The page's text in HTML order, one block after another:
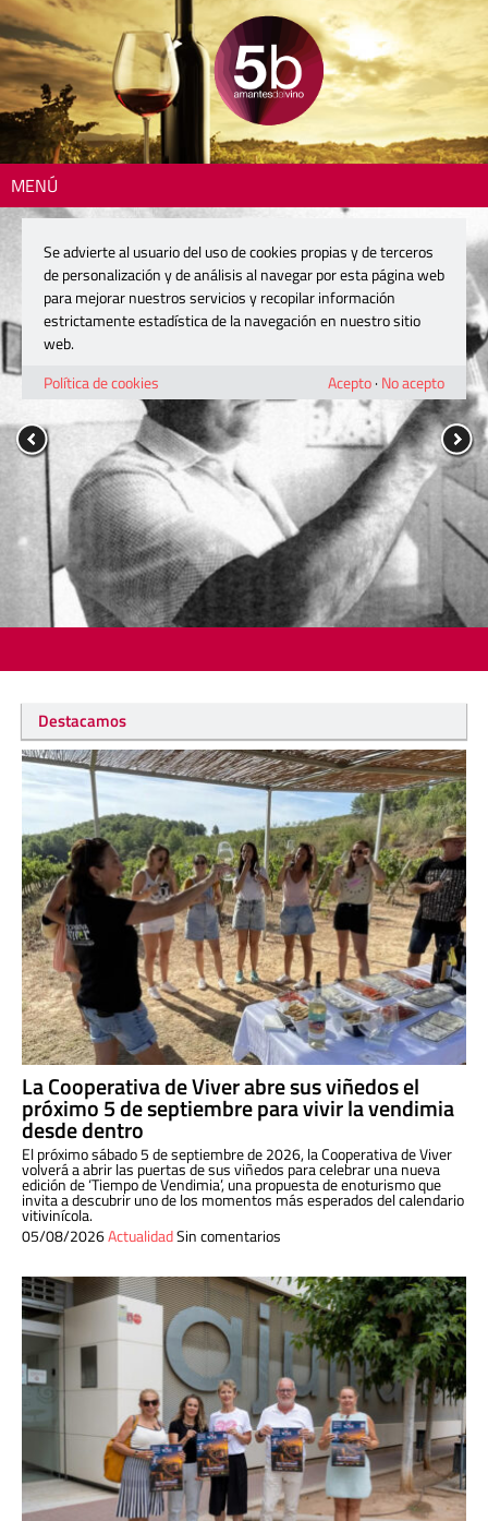
MENÚ
Destacamos
La Cooperativa de Viver abre sus viñedos el
próximo 5 de septiembre para vivir la vendimia
desde dentro
El próximo sábado 5 de septiembre de 2026, la Cooperativa de Viver
volverá a abrir las puertas de sus viñedos para celebrar una nueva
edición de ‘Tiempo de Vendimia’, una propuesta de enoturismo que
invita a descubrir uno de los momentos más esperados del calendario
vitivinícola.
05/08/2026ActualidadSin comentarios
Se advierte al usuario del uso de cookies propias y de terceros
de personalización y de análisis al navegar por esta página web
para mejorar nuestros servicios y recopilar información
estrictamente estadística de la navegación en nuestro sitio
web.
Política de cookies
Acepto· No acepto